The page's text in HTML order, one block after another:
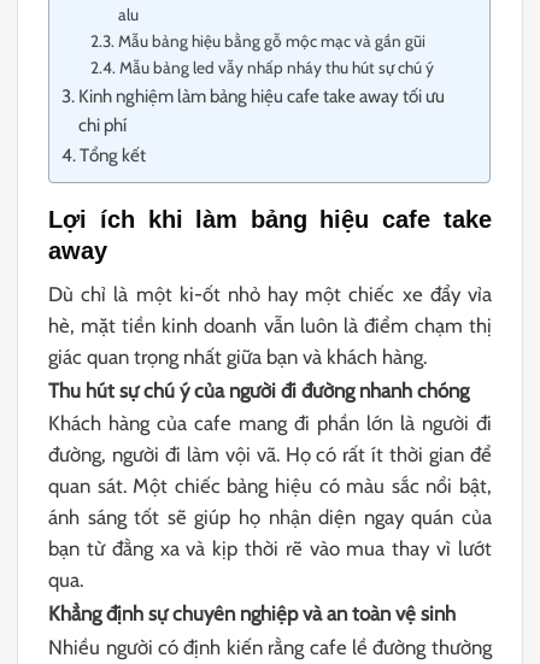
alu
Mẫu bảng hiệu bằng gỗ mộc mạc và gần gũi
Mẫu bảng led vẫy nhấp nháy thu hút sự chú ý
Kinh nghiệm làm bảng hiệu cafe take away tối ưu
chi phí
Tổng kết
Lợi ích khi làm bảng hiệu cafe take
away
Dù chỉ là một ki-ốt nhỏ hay một chiếc xe đẩy vỉa
hè, mặt tiền kinh doanh vẫn luôn là điểm chạm thị
giác quan trọng nhất giữa bạn và khách hàng.
Thu hút sự chú ý của người đi đường nhanh chóng
Khách hàng của cafe mang đi phần lớn là người đi
đường, người đi làm vội vã. Họ có rất ít thời gian để
quan sát. Một chiếc bảng hiệu có màu sắc nổi bật,
ánh sáng tốt sẽ giúp họ nhận diện ngay quán của
bạn từ đằng xa và kịp thời rẽ vào mua thay vì lướt
qua.
Khẳng định sự chuyên nghiệp và an toàn vệ sinh
Nhiều người có định kiến rằng cafe lề đường thường